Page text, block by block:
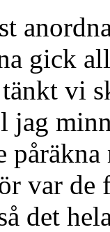
gick
vi
jag
var de
det